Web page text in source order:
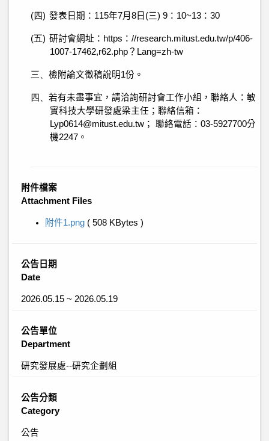
(四) 發表日期： 115年7月 8日 (三) 9 ： 10~13 ： 30
(五) 研討會網址： https ： //research.mitust.edu.tw/p/406-
1007-17462,r62.php ？ Lang=zh-tw
三、 檢附論文徵稿說明1份。
四、 若有未盡事宜，請洽詢研討會工作小組，聯絡人：敏
實科技大學研發處梁主任；聯絡信箱：
Lyp0614@mitust.edu.tw ； 聯絡電話： 03-5927700分
機2247 。
附件檔案
Attachment Files
附件1.png ( 508 KBytes )
公告日期
Date
2026.05.15 ~ 2026.05.19
公告單位
Department
研究發展處--研究企劃組
公告分類
Category
公告